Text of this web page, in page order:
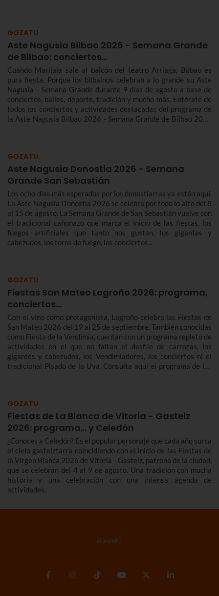
GOZATU
Aste Nagusia Bilbao 2026 - Semana Grande
de Bilbao: conciertos…
Cuando Marijaia sale al balcón del teatro Arriaga, Bilbao es
pura fiesta. Porque los bilbaínos celebran a lo grande su Aste
Nagusia - Semana Grande durante 9 días de agosto a base de
conciertos, bailes, deporte, tradición y mucho más. Entérate de
todos los conciertos y actividades destacadas del programa de
la Aste Nagusia Bilbao 2026 - Semana Grande de Bilbao 2026
GOZATU
Aste Nagusia Donostia 2026 - Semana
Grande San Sebastián
Los ocho días más esperados por los donostiarras ya están aquí.
La Aste Nagusia Donostia 2026 se celebra por todo lo alto del 8
al 15 de agosto. La Semana Grande de San Sebastián vuelve con
el tradicional cañonazo que marca el inicio de las fiestas, los
fuegos artificiales que tanto nos gustan, los gigantes y
cabezudos, los toros de fuego, los conciertos...
GOZATU
Fiestas San Mateo Logroño 2026: programa,
conciertos…
Con el vino como protagonista, Logroño celebra las Fiestas de
San Mateo 2026 del 19 al 25 de septiembre. También conocidas
como Fiesta de la Vendimia, cuentan con un programa repleto de
actividades en el que no faltan el desfile de carrozas, los
gigantes y cabezudos, los Vendimiadores, los conciertos ni el
tradicional Pisado de la Uva. Consulta aquí el programa de las
GOZATU
Fiestas de La Blanca de Vitoria - Gasteiz
2026: programa… y Celedón
¿Conoces a Celedón? Es el popular personaje que cada año surca
el cielo gasteiztarra coincidiendo con el inicio de las Fiestas de
la Virgen Blanca 2026 de Vitoria - Gasteiz, patrona de la ciudad,
que se celebran del 4 al 9 de agosto. Una tradición con mucha
historia y una celebración con una intensa agenda de
actividades.